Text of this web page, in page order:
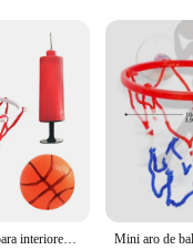
a robust steel frame, this
to any room.
mounting hardware,
set's portability also
Aro de baloncesto para interiores, tablero posterior de ventilador deportivo para niños, niñas, puerta, habitación, ventosa, aro de baloncesto, Mini baloncesto silencioso